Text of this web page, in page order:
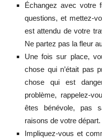
Échangez avec votre
questions, et mettez-
est attendu de votre
Ne partez pas la fleur
Une fois sur place,
chose qui n’était pas
chose qui est
problème, rappelez-
êtes bénévole, pas
raisons de votre départ.
Impliquez-vous et